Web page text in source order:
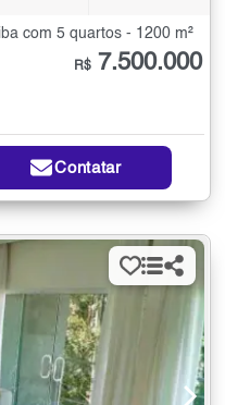
com 5 quartos - 1200 m²
R$ 7.500.000
Contatar